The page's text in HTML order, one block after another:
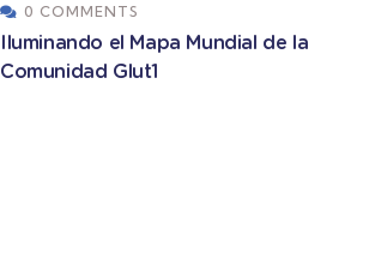
0 COMMENTS
Iluminando el Mapa Mundial de la
Comunidad Glut1